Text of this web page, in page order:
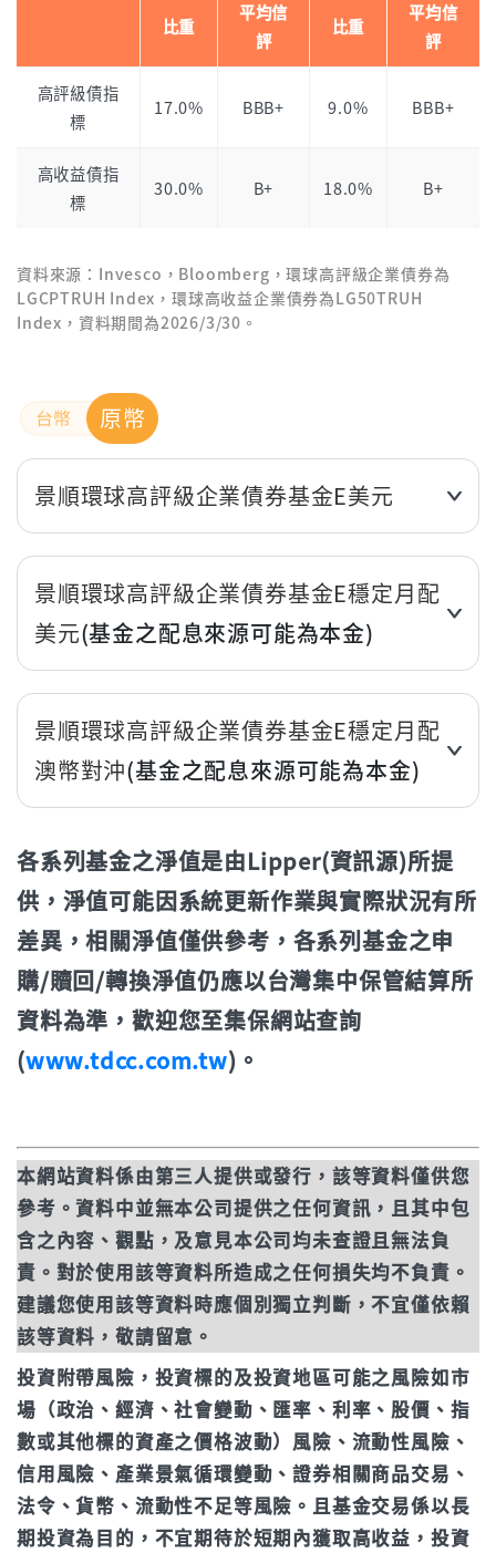
比重
平均信
評
比重
平均信
評
高評級債指
標
17.0% BBB+ 9.0% BBB+
高收益債指
標
30.0% B+ 18.0% B+
資料來源：Invesco，Bloomberg，環球高評級企業債券為
LGCPTRUH Index，環球高收益企業債券為LG50TRUH
Index，資料期間為2026/3/30。
原幣
景順環球高評級企業債券基金E美元
近3個月
-0.11%
近6個月
-0.96%
近1年(%)
近2年(%)
7.20%
近3年
16.03%
年初至今
-0.91%
立即申購
景順環球高評級企業債券基金E穩定月配
美元(基金之配息來源可能為本金)
近3個月
-0.12%
近6個月
-0.97%
近1年(%)
1.93%
近2年(%)
7.18%
近3年
16.01%
年初至今
-0.91%
景順環球高評級企業債券基金E穩定月配
澳幣對沖(基金之配息來源可能為本金)
近6個月
-0.80%
近1年(%)
1.80%
近2年(%)
6.20%
近3年
各系列基金之淨值是由Lipper(資訊源)所提
供，淨值可能因系統更新作業與實際狀況有所
差異，相關淨值僅供參考，各系列基金之申
購/贖回/轉換淨值仍應以台灣集中保管結算所
資料為準，歡迎您至集保網站查詢
(www.tdcc.com.tw)。
本網站資料係由第三人提供或發行，該等資料僅供您
參考。資料中並無本公司提供之任何資訊，且其中包
含之內容、觀點，及意見本公司均未查證且無法負
責。對於使用該等資料所造成之任何損失均不負責。
建議您使用該等資料時應個別獨立判斷，不宜僅依賴
該等資料，敬請留意。
投資附帶風險，投資標的及投資地區可能之風險如市
場（政治、經濟、社會變動、匯率、利率、股價、指
數或其他標的資產之價格波動）風險、流動性風險、
信用風險、產業景氣循環變動、證券相關商品交易、
法令、貨幣、流動性不足等風險。且基金交易係以長
期投資為目的，不宜期待於短期內獲取高收益，投資